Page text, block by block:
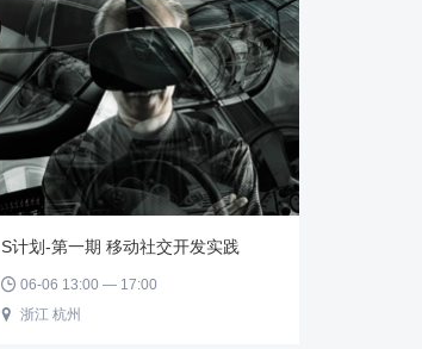
S计划-第一期 移动社交开发实践
 06-06 13:00 — 17:00
 浙江 杭州